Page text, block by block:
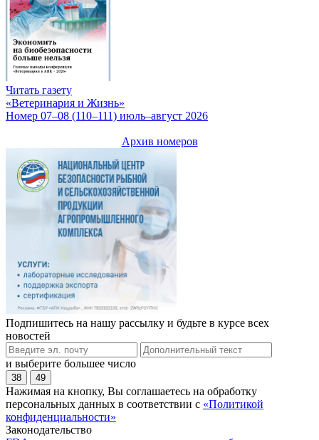
Читать газету
«Ветеринария и Жизнь»
Номер 07–08 (110–111) июль–август 2026
Архив номеров
Подпишитесь на нашу рассылку и будьте в курсе всех
новостей
и выберите большее число
38 49
Нажимая на кнопку, Вы соглашаетесь на обработку
персональных данных в соответствии с «Политикой
конфиденциальности»
Законодательство